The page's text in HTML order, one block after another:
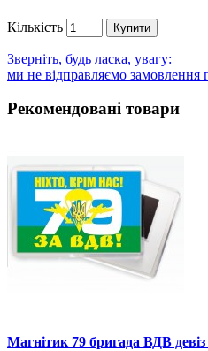
Кількість Купити
Зверніть, будь ласка, увагу:
ми не відправляємо замовлення
Рекомендовані товари
Магнітик 79 бригада ВДВ